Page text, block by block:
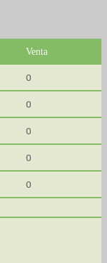
Venta
0
0
0
0
0